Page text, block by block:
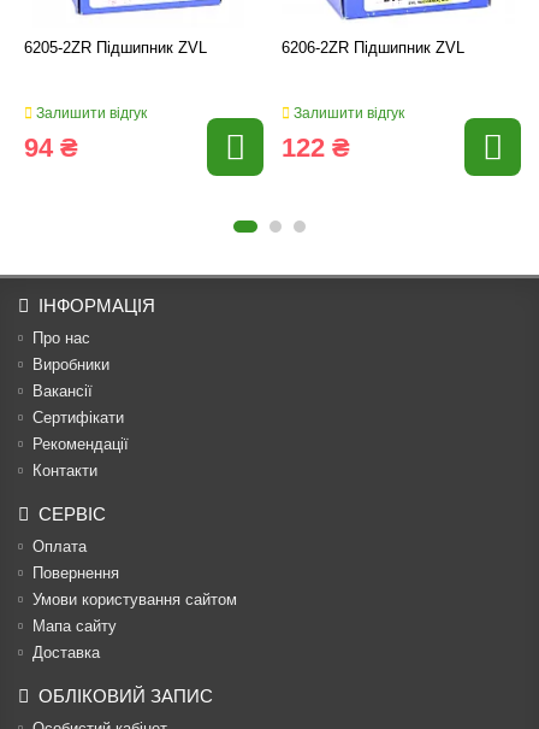
6205-2ZR Підшипник ZVL
Залишити відгук
94 ₴
6206-2ZR Підшипник ZVL
Залишити відгук
122 ₴
ІНФОРМАЦІЯ
Про нас
Виробники
Вакансії
Сертифікати
Рекомендації
Контакти
СЕРВІС
Оплата
Повернення
Умови користування сайтом
Мапа сайту
Доставка
ОБЛІКОВИЙ ЗАПИС